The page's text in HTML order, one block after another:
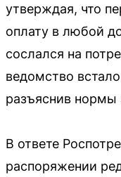
утверждая, что
оплату в любой
сослался на
ведомство
разъяснив нормы
В ответе
распоряжении